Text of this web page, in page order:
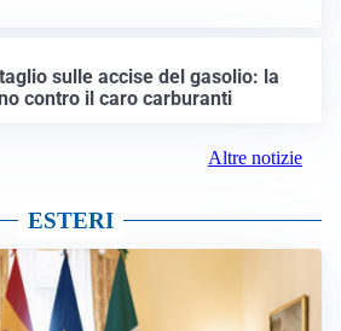
sulle accise del gasolio: la
contro il caro carburanti
Altre notizie
ESTERI